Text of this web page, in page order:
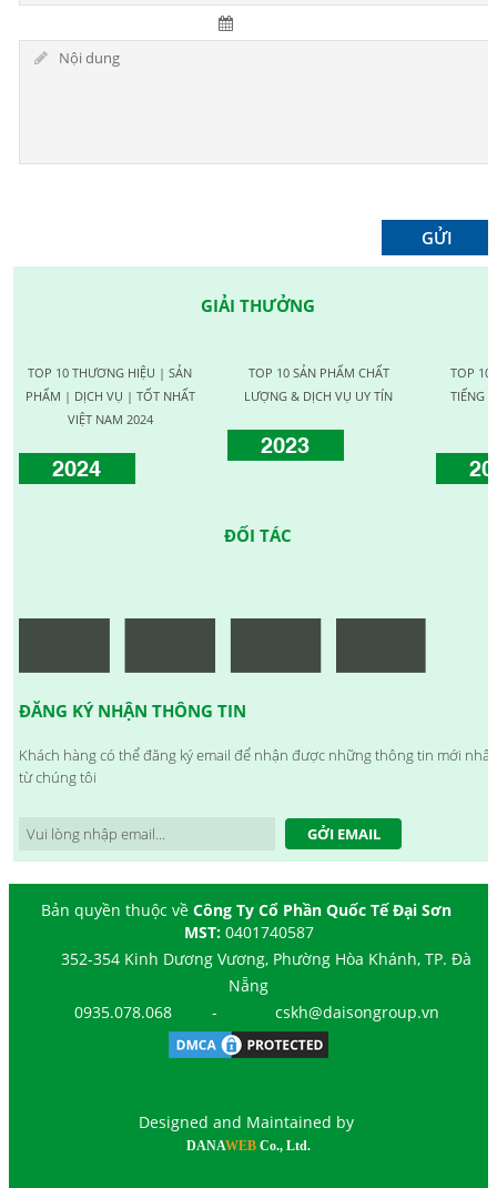
GIẢI THƯỞNG
TOP 10 THƯƠNG HIỆU | SẢN
PHẨM | DỊCH VỤ | TỐT NHẤT
VIỆT NAM 2024
2024
TOP 10 SẢN PHẨM CHẤT
LƯỢNG & DỊCH VỤ UY TÍN
2023
TOP 10
TIẾNG
ĐỐI TÁC
ĐĂNG KÝ NHẬN THÔNG TIN
Khách hàng có thể đăng ký email để nhận được những thông tin mới nhất
từ chúng tôi
GỞI EMAIL
Bản quyền thuộc về Công Ty Cổ Phần Quốc Tế Đại Sơn
MST: 0401740587
352-354 Kinh Dương Vương, Phường Hòa Khánh, TP. Đà
Nẵng
0935.078.068
- cskh@daisongroup.vn
Designed and Maintained by
DANAWEB Co., Ltd.